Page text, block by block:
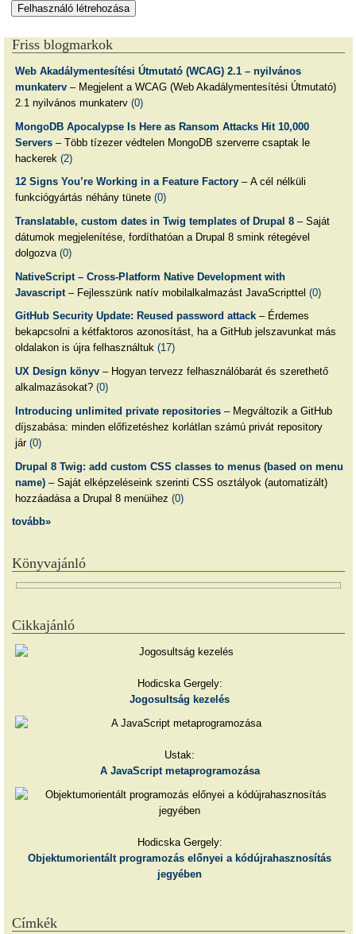
Friss blogmarkok
Web Akadálymentesítési Útmutató (WCAG) 2.1 – nyilvános
munkaterv– Megjelent a WCAG (Web Akadálymentesítési Útmutató)
2.1 nyilvános munkaterv (0)
MongoDB Apocalypse Is Here as Ransom Attacks Hit 10,000
Servers– Több tízezer védtelen MongoDB szerverre csaptak le
hackerek (2)
12 Signs You’re Working in a Feature Factory– A cél nélküli
funkciógyártás néhány tünete (0)
Translatable, custom dates in Twig templates of Drupal 8– Saját
dátumok megjelenítése, fordíthatóan a Drupal 8 smink rétegével
dolgozva (0)
NativeScript – Cross-Platform Native Development with
Javascript– Fejlesszünk natív mobilalkalmazást JavaScripttel (0)
GitHub Security Update: Reused password attack– Érdemes
bekapcsolni a kétfaktoros azonosítást, ha a GitHub jelszavunkat más
oldalakon is újra felhasználtuk (17)
UX Design könyv– Hogyan tervezz felhasználóbarát és szerethető
alkalmazásokat? (0)
Introducing unlimited private repositories– Megváltozik a GitHub
díjszabása: minden előfizetéshez korlátlan számú privát repository
jár (0)
Drupal 8 Twig: add custom CSS classes to menus (based on menu
name)– Saját elképzeléseink szerinti CSS osztályok (automatizált)
hozzáadása a Drupal 8 menüihez (0)
tovább»
Könyvajánló
Cikkajánló
Hodicska Gergely:
Jogosultság kezelés
Ustak:
A JavaScript metaprogramozása
Hodicska Gergely:
Objektumorientált programozás előnyei a kódújrahasznosítás
jegyében
Címkék